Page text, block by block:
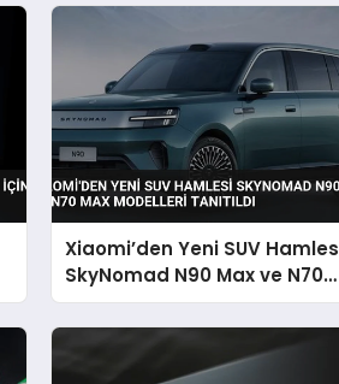
Xiaomi’den Yeni SUV
SkyNomad N90 Max ve N70
Max Modelleri Tanıtıldı